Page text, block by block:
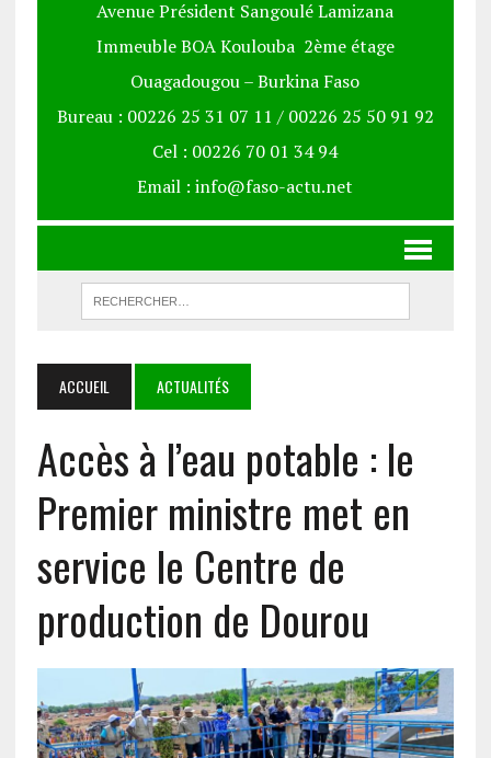
Avenue Président Sangoulé Lamizana
Immeuble BOA Koulouba 2ème étage
Ouagadougou – Burkina Faso
Bureau : 00226 25 31 07 11 / 00226 25 50 91 92
Cel : 00226 70 01 34 94
Email : info@faso-actu.net
ACCUEIL ACTUALITÉS
‎Accès à l’eau potable : le
Premier ministre met en
service le Centre de
production de Dourou